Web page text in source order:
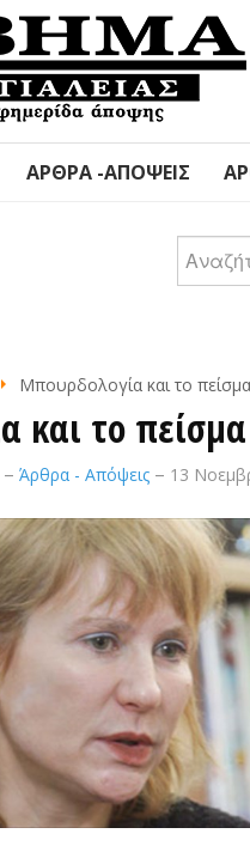
ΆΡΘΡΑ -ΑΠΌΨΕΙΣ
Μπουρδολογία και το
και το
Άρθρα - Απόψεις 13